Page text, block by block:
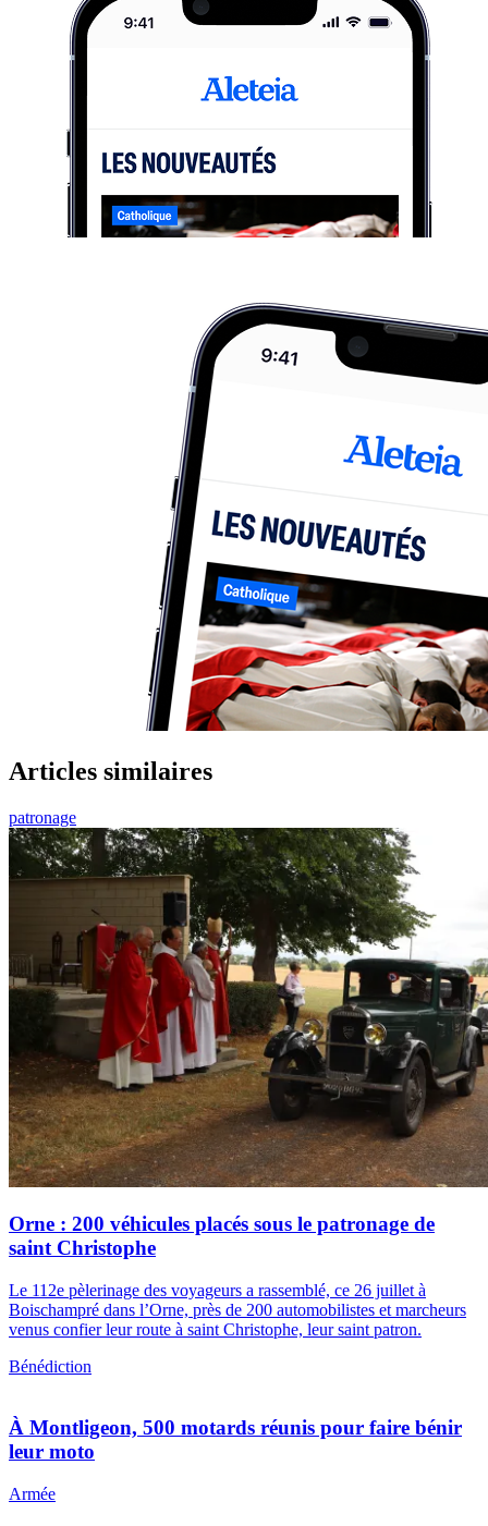
Articles similaires
patronage
Orne : 200 véhicules placés sous le patronage de
saint Christophe
Le 112e pèlerinage des voyageurs a rassemblé, ce 26 juillet à
Boischampré dans l’Orne, près de 200 automobilistes et marcheurs
venus confier leur route à saint Christophe, leur saint patron.
Bénédiction
À Montligeon, 500 motards réunis pour faire bénir
leur moto
Armée